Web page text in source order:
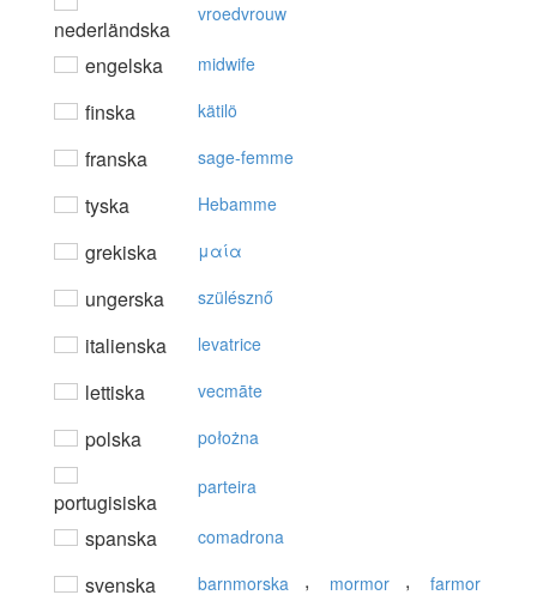
nederländska
vroedvrouw
engelska midwife
finska kätilö
franska sage-femme
tyska Hebamme
grekiska μαία
ungerska szülésznő
italienska levatrice
lettiska vecmāte
polska położna
portugisiska
parteira
spanska comadrona
svenska barnmorska , mormor , farmor